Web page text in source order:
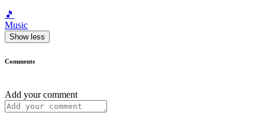
🎵
Music
Show less
Comments
Add your comment